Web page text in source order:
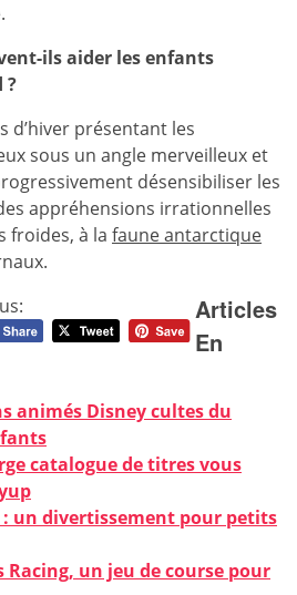
ils aider les enfants
?
d’hiver présentant les
sous un angle merveilleux et
désensibiliser les
appréhensions irrationnelles
froides, à la faune antarctique
Articles
En
animés Disney cultes du
catalogue de titres vous
un divertissement pour petits
Racing, un jeu de course pour